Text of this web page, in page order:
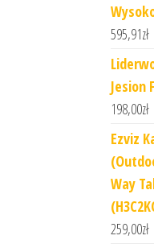
595,91zł
Jesion
198,00zł
Ezviz
Way
259,00zł